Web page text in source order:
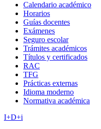
Calendario académico
Horarios
Guías docentes
Exámenes
Seguro escolar
Trámites académicos
Títulos y certificados
RAC
TFG
Prácticas externas
Idioma moderno
Normativa académica
I+D+i